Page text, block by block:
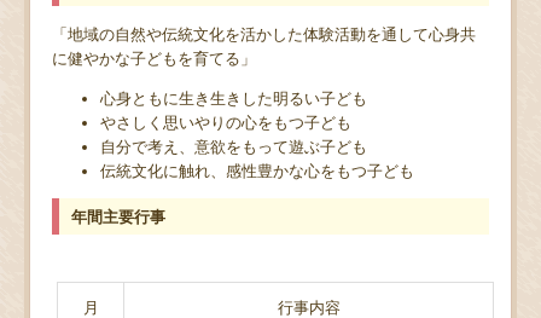
「地域の自然や伝統文化を活かした体験活動を通して心身共
に健やかな子どもを育てる」
心身ともに生き生きした明るい子ども
やさしく思いやりの心をもつ子ども
自分で考え、意欲をもって遊ぶ子ども
伝統文化に触れ、感性豊かな心をもつ子ども
年間主要行事
月 行事内容